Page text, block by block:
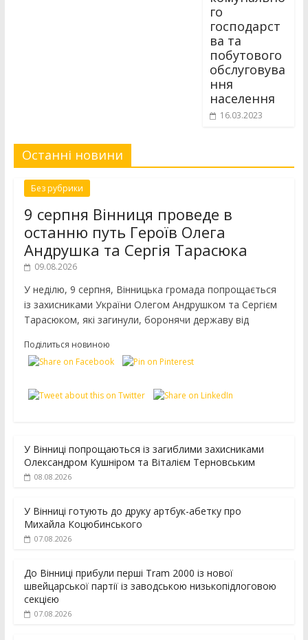
го
господарст
ва та
побутового
обслуговува
ння
населення
16.03.2023
Останні новини
Без рубрики
9 серпня Вінниця проведе в
останню путь Героїв Олега
Андрушка та Сергія Тарасюка
09.08.2026
У неділю, 9 серпня, Вінницька громада попрощається
із захисниками України Олегом Андрушком та Сергієм
Тарасюком, які загинули, боронячи державу від
Поділиться новиною
У Вінниці попрощаються із загиблими захисниками
Олександром Кушніром та Віталієм Терновським
08.08.2026
У Вінниці готують до друку артбук-абетку про
Михайла Коцюбинського
07.08.2026
До Вінниці прибули перші Tram 2000 із нової
швейцарської партії із заводською низькопідлоговою
секцією
07.08.2026